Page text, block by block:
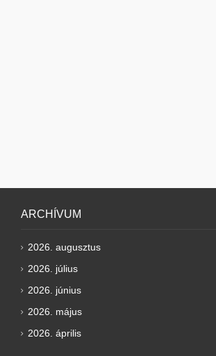
ARCHÍVUM
2026. augusztus
2026. július
2026. június
2026. május
2026. április